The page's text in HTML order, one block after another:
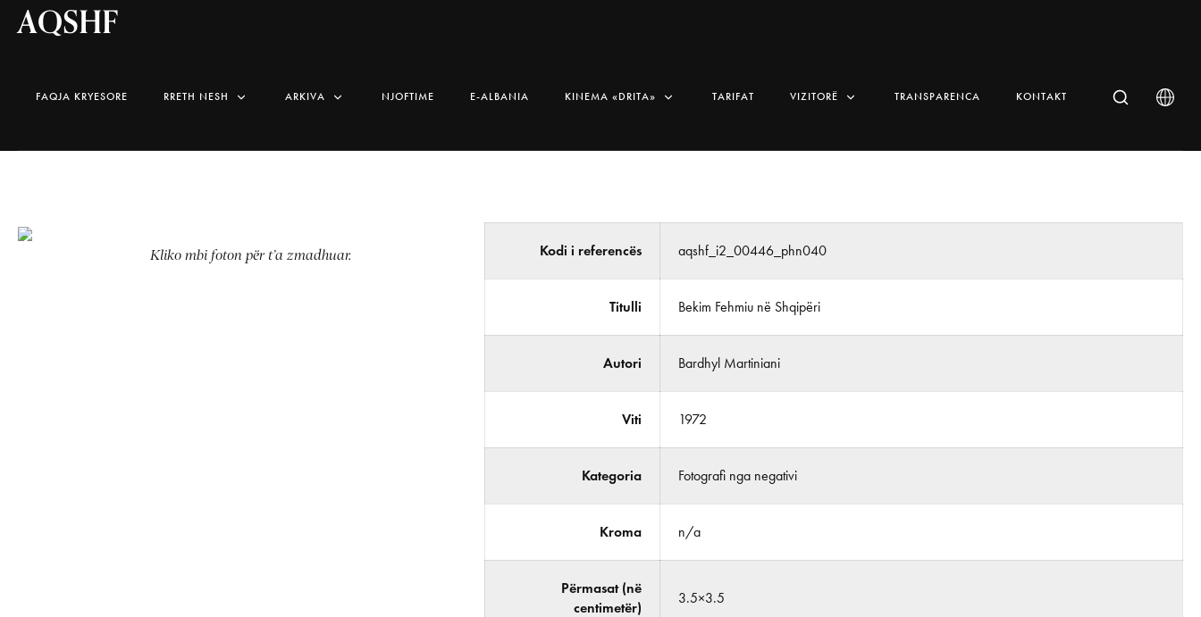
AQSHF
FAQJA KRYESORE RRETH NESH ARKIVA NJOFTIME E-ALBANIA KINEMA «DRITA» TARIFAT VIZITORË TRANSPARENCA KONTAKT
Kliko mbi foton për t’a zmadhuar. Kodi i referencës aqshf_i2_00446_phn040
Titulli Bekim Fehmiu në Shqipëri
Autori Bardhyl Martiniani
Viti 1972
Kategoria Fotografi nga negativi
Kroma n/a
Përmasat (në
centimetër)
3.5×3.5